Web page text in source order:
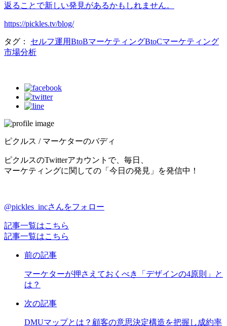
返ることで新しい発見があるかもしれません。
https://pickles.tv/blog/
タグ： セルフ運用BtoBマーケティングBtoCマーケティング
市場分析
ピクルス / マーケターのバディ
ピクルスのTwitterアカウントで、毎日、
マーケティングに関しての「今日の発見」を発信中！
@pickles_incさんをフォロー
記事一覧はこちら
記事一覧はこちら
前の記事
マーケターが押さえておくべき「デザインの4原則」と
は？
次の記事
DMUマップとは？顧客の意思決定構造を把握し成約率